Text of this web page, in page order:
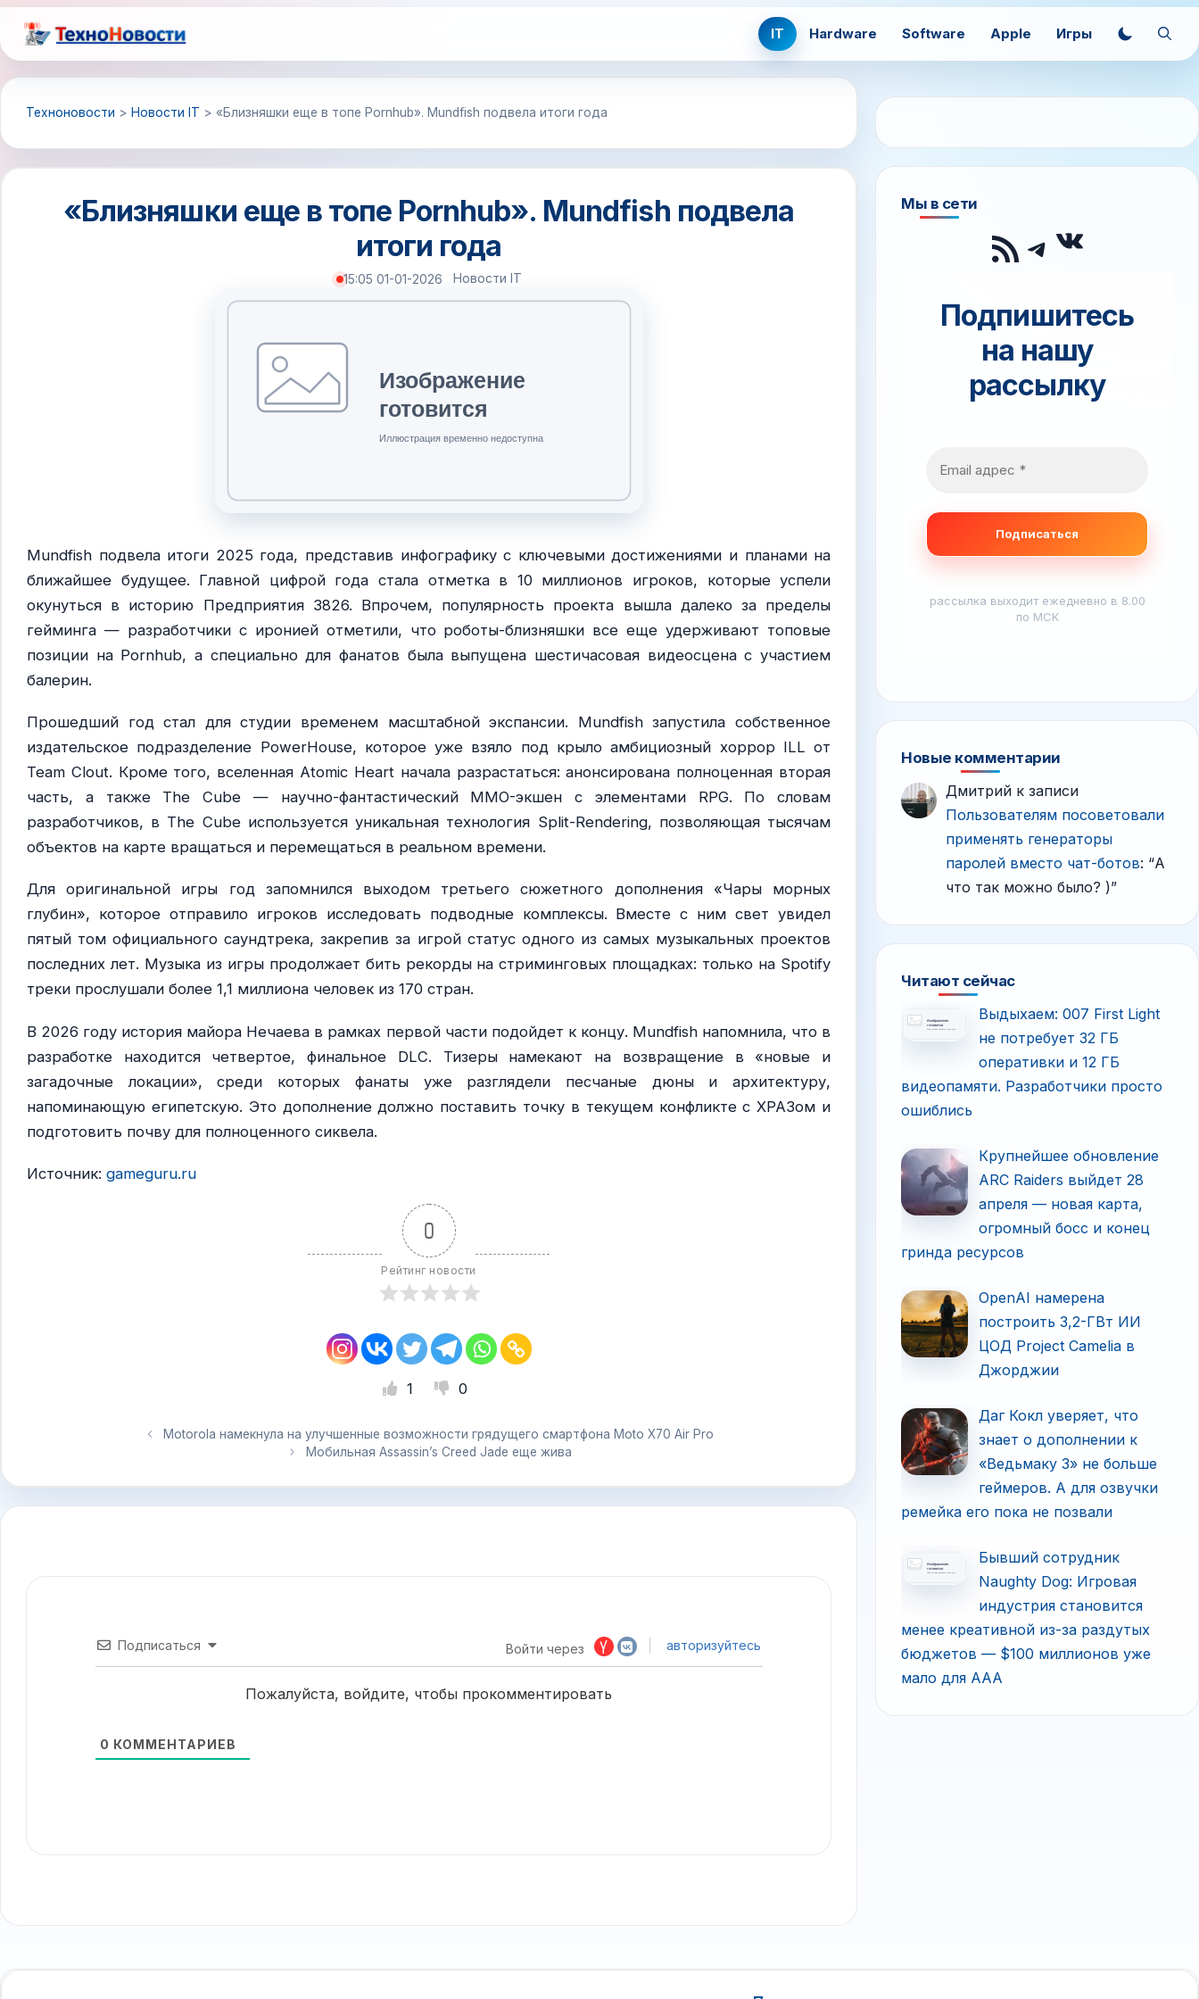
Перейти
к
содержимому
IT Hardware Software Apple Игры
Техноновости > Новости IT > «Близняшки еще в топе Pornhub». Mundfish подвела итоги года
«Близняшки еще в топе Pornhub». Mundfish подвела
итоги года
15:05 01-01-2026 Новости IT
Mundfish подвела итоги 2025 года, представив инфографику с ключевыми достижениями и планами на
ближайшее будущее. Главной цифрой года стала отметка в 10 миллионов игроков, которые успели
окунуться в историю Предприятия 3826. Впрочем, популярность проекта вышла далеко за пределы
гейминга — разработчики с иронией отметили, что роботы-близняшки все еще удерживают топовые
позиции на Pornhub, а специально для фанатов была выпущена шестичасовая видеосцена с участием
балерин.
Прошедший год стал для студии временем масштабной экспансии. Mundfish запустила собственное
издательское подразделение PowerHouse, которое уже взяло под крыло амбициозный хоррор ILL от
Team Clout. Кроме того, вселенная Atomic Heart начала разрастаться: анонсирована полноценная вторая
часть, а также The Cube — научно-фантастический MMO-экшен с элементами RPG. По словам
разработчиков, в The Cube используется уникальная технология Split-Rendering, позволяющая тысячам
объектов на карте вращаться и перемещаться в реальном времени.
Для оригинальной игры год запомнился выходом третьего сюжетного дополнения «Чары морных
глубин», которое отправило игроков исследовать подводные комплексы. Вместе с ним свет увидел
пятый том официального саундтрека, закрепив за игрой статус одного из самых музыкальных проектов
последних лет. Музыка из игры продолжает бить рекорды на стриминговых площадках: только на Spotify
треки прослушали более 1,1 миллиона человек из 170 стран.
В 2026 году история майора Нечаева в рамках первой части подойдет к концу. Mundfish напомнила, что в
разработке находится четвертое, финальное DLC. Тизеры намекают на возвращение в «новые и
загадочные локации», среди которых фанаты уже разглядели песчаные дюны и архитектуру,
напоминающую египетскую. Это дополнение должно поставить точку в текущем конфликте с ХРАЗом и
подготовить почву для полноценного сиквела.
Источник: gameguru.ru
0
Рейтинг новости
1 0
Motorola намекнула на улучшенные возможности грядущего смартфона Moto X70 Air Pro
Мобильная Assassin’s Creed Jade еще жива
Подписаться Войти через авторизуйтесь
Пожалуйста, войдите, чтобы прокомментировать
0 КОММЕНТАРИЕВ
Мы в сети
RSS-лента
Telegram
Подпишитесь
на нашу
рассылку
рассылка выходит ежедневно в 8.00
по МСК
Новые комментарии
Дмитрий к записи
Пользователям посоветовали
применять генераторы
паролей вместо чат-ботов: “А
что так можно было? )”
Читают сейчас
Выдыхаем: 007 First Light
не потребует 32 ГБ
оперативки и 12 ГБ
видеопамяти. Разработчики просто
ошиблись
Крупнейшее обновление
ARC Raiders выйдет 28
апреля — новая карта,
огромный босс и конец
гринда ресурсов
OpenAI намерена
построить 3,2-ГВт ИИ
ЦОД Project Camelia в
Джорджии
Даг Кокл уверяет, что
знает о дополнении к
«Ведьмаку 3» не больше
геймеров. А для озвучки
ремейка его пока не позвали
Бывший сотрудник
Naughty Dog: Игровая
индустрия становится
менее креативной из-за раздутых
бюджетов — $100 миллионов уже
мало для ААА